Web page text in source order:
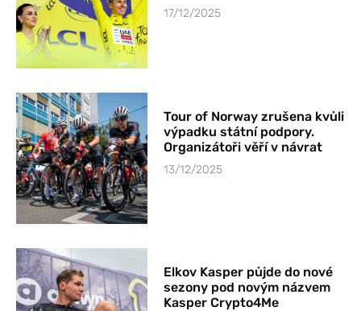
17/12/2025
Tour of Norway zrušena kvůli
výpadku státní podpory.
Organizátoři věří v návrat
13/12/2025
Elkov Kasper půjde do nové
sezony pod novým názvem
Kasper Crypto4Me